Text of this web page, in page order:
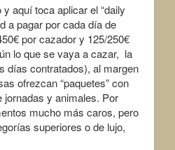
aquí toca aplicar el “daily
a pagar por cada día de
por cazador y 125/250€
lo que se vaya a cazar, la
días contratados), al margen
ofrezcan “paquetes” con
jornadas y animales. Por
mucho más caros, pero
superiores o de lujo,